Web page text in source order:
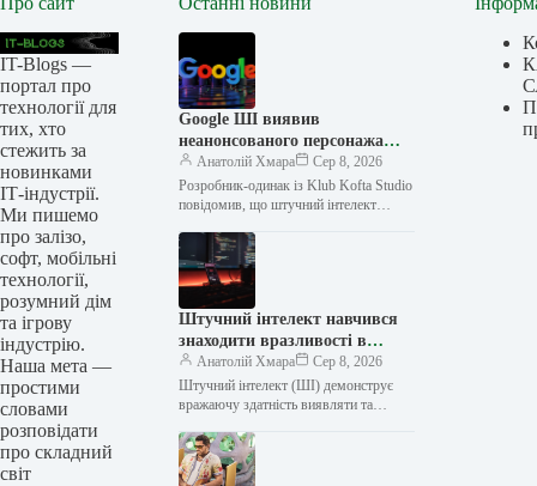
IT-Blogs —
портал про
технології для
тих, хто
стежить за
новинками
ІТ-індустрії.
Ми пишемо
про залізо,
софт, мобільні
технології,
розумний дім
та ігрову
індустрію.
Наша мета —
простими
словами
розповідати
про складний
світ
Google ШІ виявив
неанонсованого персонажа
гри, якого розробник тримав
у таємниці в «Google
Документах»
Анатолій Хмара
Сер 8, 2026
Розробник-одинак із Klub Kofta Studio
повідомив, що штучний інтелект
майбутнього персонажа його гри, яку
він не…
Штучний інтелект навчився
знаходити вразливості в
програмному забезпеченні,
але для їх виправлення все
ще потрібні люди
Анатолій Хмара
Сер 8, 2026
Штучний інтелект (ШІ) демонструє
вражаючу здатність виявляти та
програмного забезпечення, проте його
ефективність у виправленні знайдених
помилок залишається…